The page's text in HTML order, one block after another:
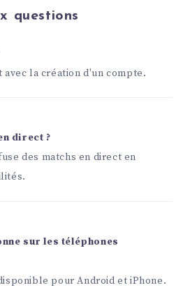
questions
la création d'un compte.
direct ?
des matchs en direct en
sur les téléphones
pour Android et iPhone.